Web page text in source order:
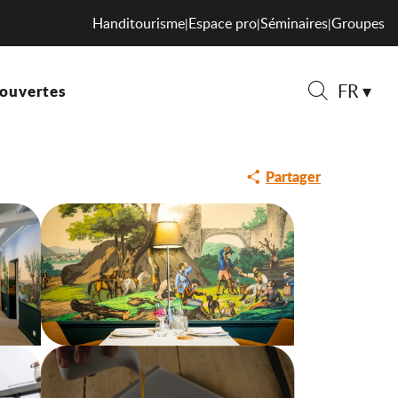
FR
Handitourisme|Espace pro|Séminaires|Groupes
Partager